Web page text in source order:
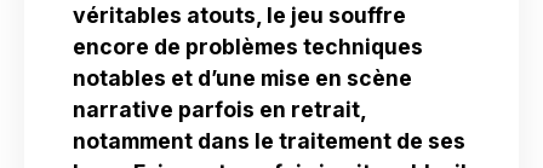
véritables atouts, le jeu souffre
encore de problèmes techniques
notables et d’une mise en scène
narrative parfois en retrait,
notamment dans le traitement de ses